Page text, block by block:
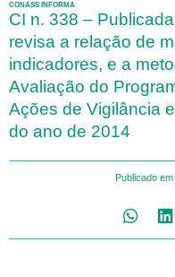
CONASS INFORMA
CI n. 338 –
revisa a relação de
indicadores, e a
Avaliação do
Ações de Vigilância
do ano de 2014
Publicado em